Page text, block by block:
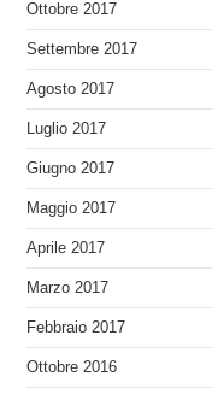
Ottobre 2017
Settembre 2017
Agosto 2017
Luglio 2017
Giugno 2017
Maggio 2017
Aprile 2017
Marzo 2017
Febbraio 2017
Ottobre 2016